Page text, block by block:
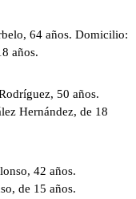
64 años. Domicilio:
años.
50 años.
Hernández, de 18
42 años.
de 15 años.